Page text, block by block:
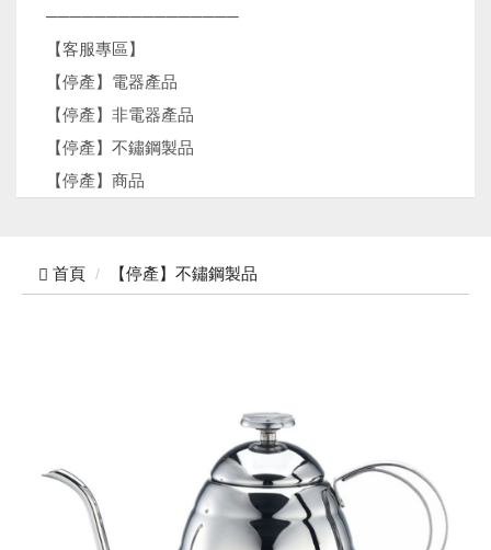
────────────────
【客服專區】
【停產】電器產品
【停產】非電器產品
【停產】不鏽鋼製品
【停產】商品
首頁 【停產】不鏽鋼製品